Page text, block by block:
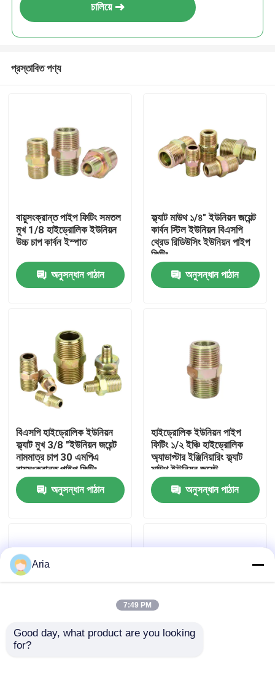
পণ্য
ভিডিও
আমাদের সম্বন্ধে
কারখানা পরিদর্শন
আমাদের সাথে যোগাযোগ
একটি উদ্ধৃতি অনুরোধ করুন
চালিয়ে
প্রস্তাবিত পণ্য
বায়ুসংক্রান্ত পাইপ ফিটিং সমতল
মুখ 1/8 হাইড্রোলিক ইউনিয়ন
উচ্চ চাপ কার্বন ইস্পাত
অনুসন্ধান পাঠান
ফ্ল্যাট মাউথ ১/৪" ইউনিয়ন জয়েন্ট
কার্বন স্টিল ইউনিয়ন বিএসপি
থ্রেড রিডিউসিং ইউনিয়ন পাইপ
ফিটিং
অনুসন্ধান পাঠান
বিএসপি হাইড্রোলিক ইউনিয়ন
ফ্ল্যাট মুখ 3/8 "ইউনিয়ন জয়েন্ট
নামমাত্র চাপ 30 এমপিএ
বায়ুসংক্রান্ত পাইপ ফিটিং
অনুসন্ধান পাঠান
হাইড্রোলিক ইউনিয়ন পাইপ
ফিটিং ১/২ ইঞ্চি হাইড্রোলিক
অ্যাডাপ্টার ইঞ্জিনিয়ারিং ফ্ল্যাট
মাউথ ইউনিয়ন জয়েন্ট
অনুসন্ধান পাঠান
3/4 ইঞ্চি বিএসপি থ্রেড
Aria
7:49 PM
Good day, what product are you looking
for?